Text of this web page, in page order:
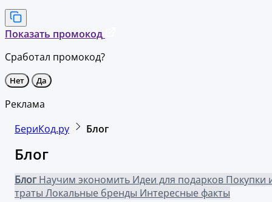
Показать промокод
Сработал промокод?
Нет Да
Реклама
БериКод.ру
Блог
Блог
БлогНаучим экономить Идеи для подарков Покупки
траты Локальные бренды Интересные факты